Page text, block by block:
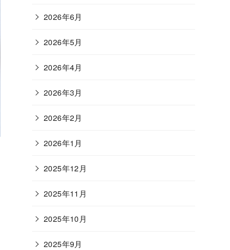
2026年6月
2026年5月
2026年4月
2026年3月
2026年2月
2026年1月
2025年12月
2025年11月
2025年10月
2025年9月